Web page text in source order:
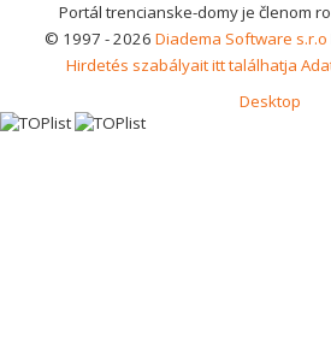
Portál trencianske-domy je členom
© 1997 - 2026 Diadema Software s.r.o
Hirdetés szabályait itt találhatja
Desktop